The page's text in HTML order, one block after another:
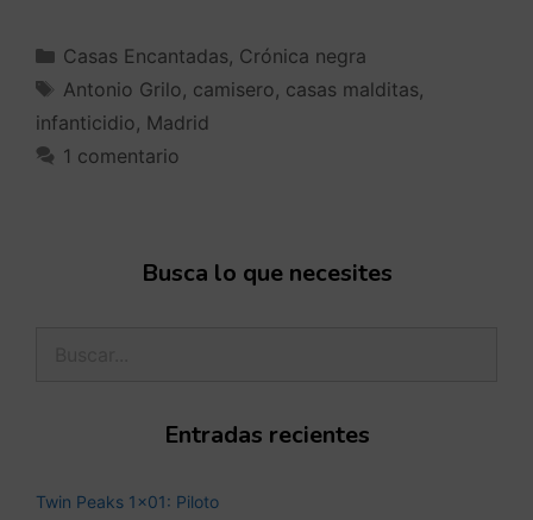
Casas Encantadas, Crónica negra
Antonio Grilo, camisero, casas malditas,
infanticidio, Madrid
1 comentario
Busca lo que necesites
Entradas recientes
Twin Peaks 1×01: Piloto